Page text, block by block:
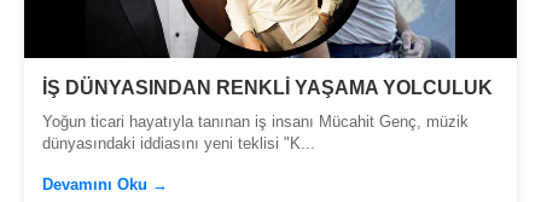
İŞ DÜNYASINDAN RENKLİ YAŞAMA YOLCULUK
Yoğun ticari hayatıyla tanınan iş insanı Mücahit Genç, müzik
dünyasındaki iddiasını yeni teklisi "K...
Devamını Oku →